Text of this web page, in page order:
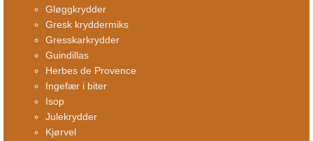
Gløggkrydder
Gresk kryddermiks
Gresskarkrydder
Guindillas
Herbes de Provence
Ingefær i biter
Isop
Julekrydder
Kjørvel